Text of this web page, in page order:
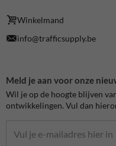
Winkelmand
info@trafficsupply.be
Meld je aan voor onze
Wil je op de hoogte blijven
ontwikkelingen. Vul dan